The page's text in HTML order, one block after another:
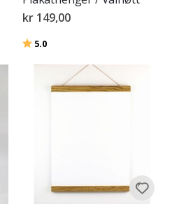
kr 149,00
Karakter:
5.0